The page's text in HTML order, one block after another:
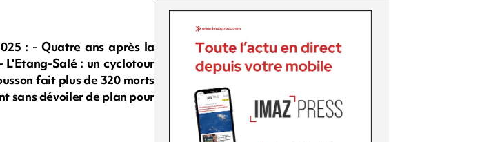
: - Quatre ans après la
Salé : un cyclotour
fait plus de 320 morts
sans dévoiler de plan pour